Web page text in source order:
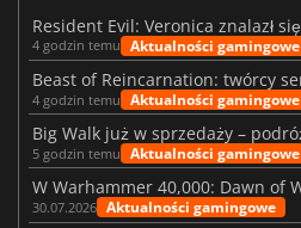
4 godzin temu Aktualności gamingowe
4 godzin temu Aktualności gamingowe
5 godzin temu Aktualności gamingowe
30.07.2026 Aktualności gamingowe